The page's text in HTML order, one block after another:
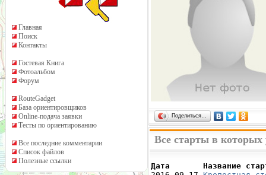
Главная
Поиск
Контакты
Гостевая Книга
Фотоальбом
Форум
RouteGadget
База ориентировщиков
Online-подача заявки
Тесты по ориентированию
Все последние комментарии
Список файлов
Полезные ссылки
Поделиться…
Все старты в которых
Дата       Название